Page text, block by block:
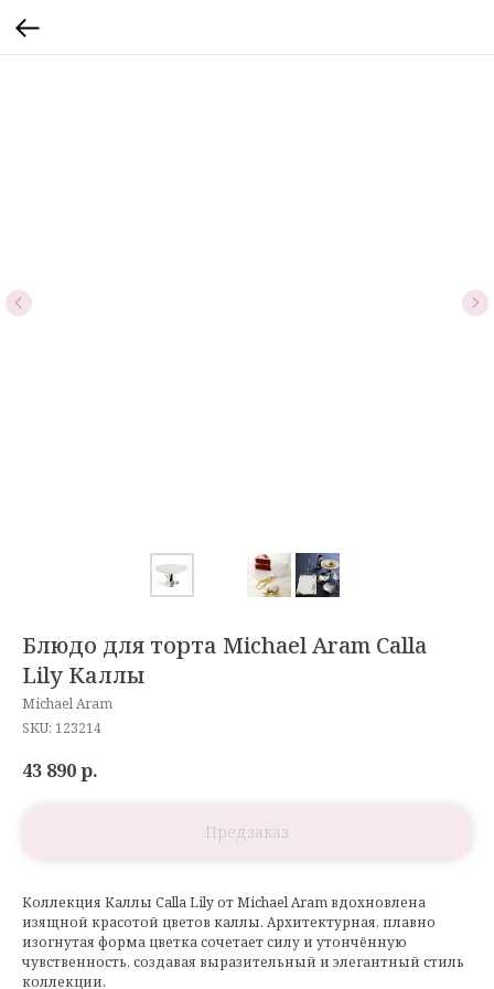
Блюдо для торта Michael Aram Calla
Lily Каллы
Michael Aram
SKU: 123214
43 890р.
Коллекция Каллы Calla Lily от Michael Aram вдохновлена
изящной красотой цветов каллы. Архитектурная, плавно
изогнутая форма цветка сочетает силу и утончённую
чувственность, создавая выразительный и элегантный стиль
коллекции.